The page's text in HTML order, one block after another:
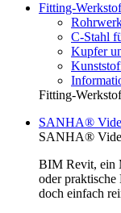
Fitting-
C-Stahl
Kupfer
Fitting-
SANHA®
SANHA®
BIM Revit, ein
oder praktische
doch einfach